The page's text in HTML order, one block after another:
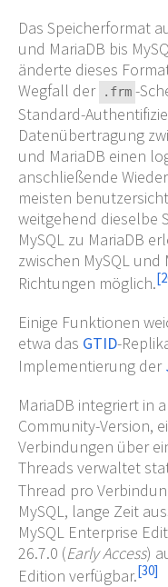
Das Speicherformat
und MariaDB bis
änderte dieses
Wegfall der
.frm -
Standard-
Datenübertragung
und MariaDB einen
anschließende
meisten
weitgehend dieselbe
MySQL zu MariaDB
zwischen MySQL
Richtungen möglich.[
Einige Funktionen
etwa das GTID-
Implementierung der
MariaDB integriert in
Community-Version,
Verbindungen über
Threads verwaltet
Thread pro
MySQL, lange Zeit
MySQL Enterprise
26.7.0 (Early Access)
Edition verfügbar.[30]